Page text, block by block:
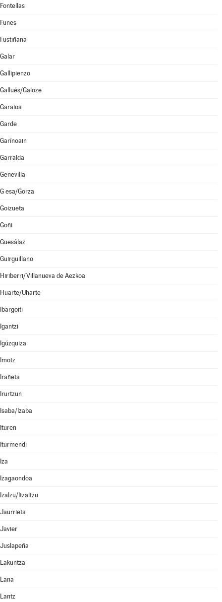
Fontellas
Funes
Fustiñana
Galar
Gallipienzo
Gallués/Galoze
Garaioa
Garde
Garínoain
Garralda
Genevilla
G esa/Gorza
Goizueta
Goñi
Guesálaz
Guirguillano
Hiriberri/Villanueva de Aezkoa
Huarte/Uharte
Ibargoiti
Igantzi
Igúzquiza
Imotz
Irañeta
Irurtzun
Isaba/Izaba
Ituren
Iturmendi
Iza
Izagaondoa
Izalzu/Itzaltzu
Jaurrieta
Javier
Juslapeña
Lakuntza
Lana
Lantz